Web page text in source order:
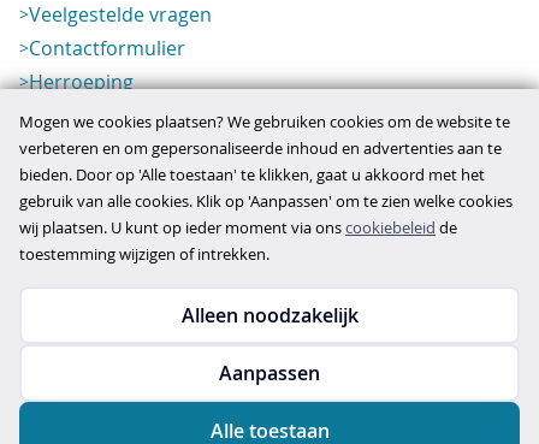
Veelgestelde vragen
Contactformulier
Herroeping
Over ons
Bedrijfsgegevens
Werkwijze
Overzichten
Verlopen aanbod
Copyright © 2026
privacy- en cookiebeleid
Mogen we cookies plaatsen? We gebruiken cookies om de website te
verbeteren en om gepersonaliseerde inhoud en advertenties aan te
bieden. Door op 'Alle toestaan' te klikken, gaat u akkoord met het
gebruik van alle cookies. Klik op 'Aanpassen' om te zien welke cookies
wij plaatsen. U kunt op ieder moment via onscookiebeleid de
toestemming wijzigen of intrekken.
Alleen noodzakelijk
Aanpassen
Alle toestaan